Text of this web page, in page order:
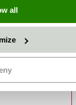
all